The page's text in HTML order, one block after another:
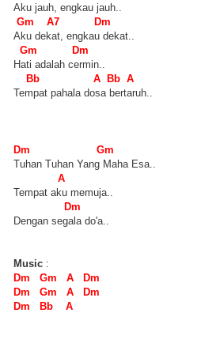
Aku jauh, engkau jauh..
Gm A7 Dm
Aku dekat, engkau dekat..
Gm Dm
Hati adalah cermin..
Bb A Bb A
Tempat pahala dosa bertaruh..
Dm Gm
Tuhan Tuhan Yang Maha Esa..
A
Tempat aku memuja..
Dm
Dengan segala do'a..
Music :
Dm Gm A Dm
Dm Gm A Dm
Dm Bb A